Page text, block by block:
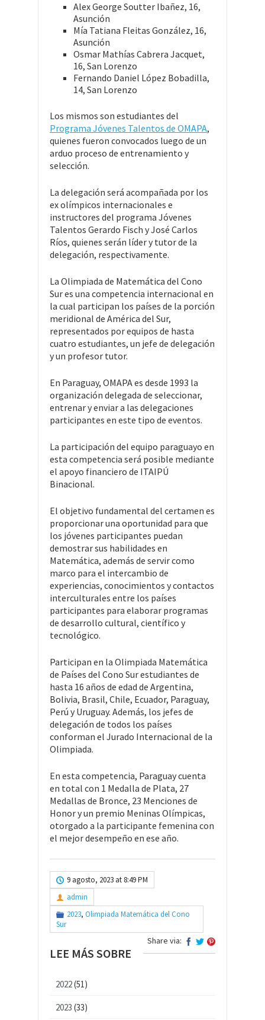
Alex George Soutter Ibañez, 16,
Asunción
Mía Tatiana Fleitas González, 16,
Asunción
Osmar Mathías Cabrera Jacquet,
16, San Lorenzo
Fernando Daniel López Bobadilla,
14, San Lorenzo
Los mismos son estudiantes del
Programa Jóvenes Talentos de OMAPA,
quienes fueron convocados luego de un
arduo proceso de entrenamiento y
selección.
La delegación será acompañada por los
ex olímpicos internacionales e
instructores del programa Jóvenes
Talentos Gerardo Fisch y José Carlos
Ríos, quienes serán líder y tutor de la
delegación, respectivamente.
La Olimpiada de Matemática del Cono
Sur es una competencia internacional en
la cual participan los países de la porción
meridional de América del Sur,
representados por equipos de hasta
cuatro estudiantes, un jefe de delegación
y un profesor tutor.
En Paraguay, OMAPA es desde 1993 la
organización delegada de seleccionar,
entrenar y enviar a las delegaciones
participantes en este tipo de eventos.
La participación del equipo paraguayo en
esta competencia será posible mediante
el apoyo financiero de ITAIPÚ
Binacional.
El objetivo fundamental del certamen es
proporcionar una oportunidad para que
los jóvenes participantes puedan
demostrar sus habilidades en
Matemática, además de servir como
marco para el intercambio de
experiencias, conocimientos y contactos
interculturales entre los países
participantes para elaborar programas
de desarrollo cultural, científico y
tecnológico.
Participan en la Olimpiada Matemática
de Países del Cono Sur estudiantes de
hasta 16 años de edad de Argentina,
Bolivia, Brasil, Chile, Ecuador, Paraguay,
Perú y Uruguay. Además, los jefes de
delegación de todos los países
conforman el Jurado Internacional de la
Olimpiada.
En esta competencia, Paraguay cuenta
en total con 1 Medalla de Plata, 27
Medallas de Bronce, 23 Menciones de
Honor y un premio Meninas Olímpicas,
otorgado a la participante femenina con
el mejor desempeño en ese año.
9 agosto, 2023 at 8:49 PM
admin
2023, Olimpiada Matemática del Cono
Sur
Share via:
LEE MÁS SOBRE
2022(51)
2023 (33)